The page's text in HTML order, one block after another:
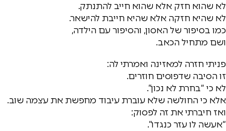
לא שהוא חזק אלא שהוא חייב להתנתק.
לא שהיא חזקה אלא שהיא חייבת להישאר.
כמו בסיפור של האסון, והסיפור עם הילדה,
ושם מתחיל הכאב.
פניתי חזרה למאזינה ואמרתי לה:
זו הסיבה שדפוסים חוזרים.
לא כי “בחרת לא נכון”.
אלא כי החולשה שלא עוברת עיבוד מחפשת את עצמה שוב.
ואז חיברתי את זה לפסוק:
“אעשה לו עזר כנגדו”.